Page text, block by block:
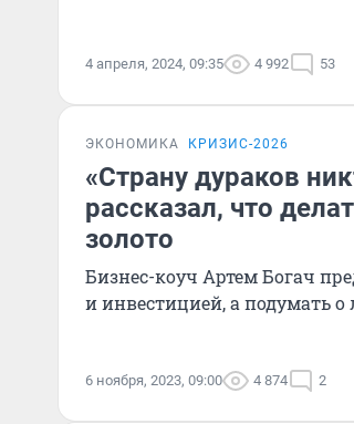
4 апреля, 2024, 09:35 4 992 53
ЭКОНОМИКА КРИЗИС-2026
«Страну дураков
рассказал, что
золото
Бизнес-коуч Артем Богач
и инвестицией, а подумать
6 ноября, 2023, 09:00 4 874 2